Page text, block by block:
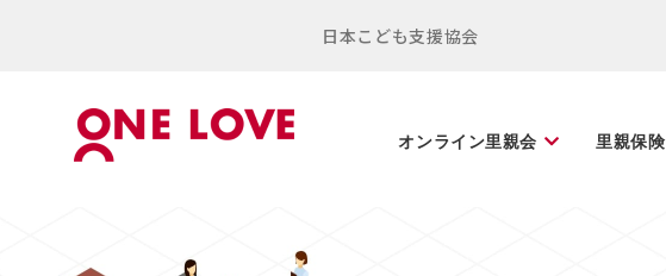
日本こども支援協会
オンライン里親会 里親保険